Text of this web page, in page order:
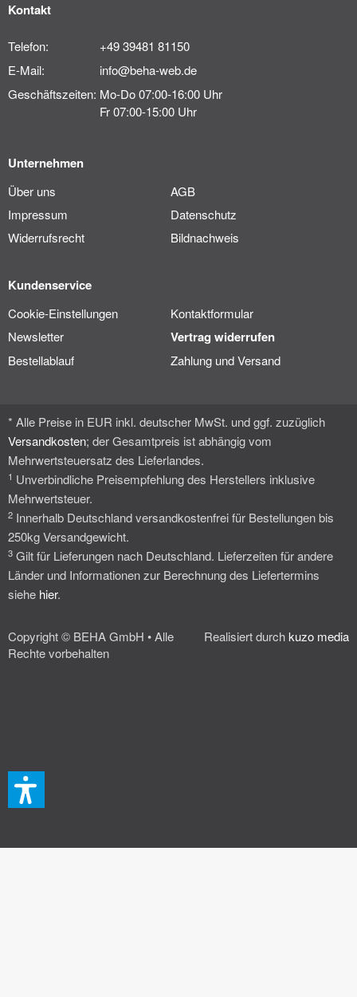
Kontakt
Telefon:
+49 39481 81150
E-Mail:
info@beha-web.de
Geschäftszeiten: Mo-Do 07:00-16:00 Uhr
Fr 07:00-15:00 Uhr
Unternehmen
Über uns
AGB
Impressum
Datenschutz
Widerrufsrecht
Bildnachweis
Kundenservice
Cookie-Einstellungen
Kontaktformular
Newsletter
Vertrag widerrufen
Bestellablauf Zahlung und Versand
* Alle Preise in EUR inkl. deutscher MwSt. und ggf. zuzüglich
Versandkosten; der Gesamtpreis ist abhängig vom
Mehrwertsteuersatz des Lieferlandes.
1 Unverbindliche Preisempfehlung des Herstellers inklusive
Mehrwertsteuer.
2 Innerhalb Deutschland versandkostenfrei für Bestellungen bis
250kg Versandgewicht.
3 Gilt für Lieferungen nach Deutschland. Lieferzeiten für andere
Länder und Informationen zur Berechnung des Liefertermins
siehe hier.
Copyright © BEHA GmbH • Alle
Rechte vorbehalten
Realisiert durchkuzo media